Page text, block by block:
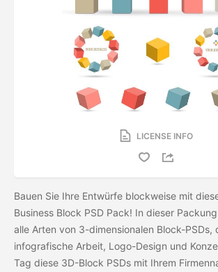
LICENSE INFO
Bauen Sie Ihre Entwürfe blockweise mit
Business Block PSD Pack! In dieser
alle Arten von 3-dimensionalen Block-
infografische Arbeit, Logo-Design und
Tag diese 3D-Block PSDs mit Ihrem